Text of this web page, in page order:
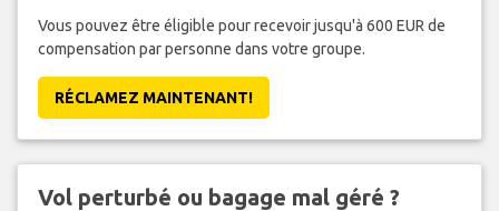
Vous pouvez être éligible pour recevoir jusqu'à 600 EUR de
compensation par personne dans votre groupe.
RÉCLAMEZ MAINTENANT!
Vol perturbé ou bagage mal géré ?